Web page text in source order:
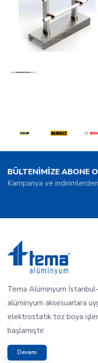
BÜLTENİMİZE ABONE
Kampanya ve
Tema Alüminyum
alüminyum aksesuarlara
elektrostatik toz boya
başlamıştır.
Devamı